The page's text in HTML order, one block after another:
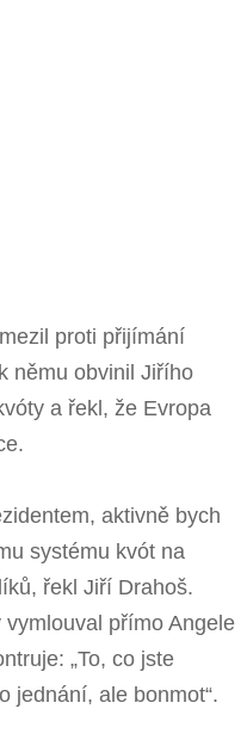
proti přijímání
němu obvinil Jiřího
a řekl, že Evropa
aktivně bych
systému kvót na
řekl Jiří Drahoš.
přímo Angele
„To, co jste
jednání, ale bonmot“.